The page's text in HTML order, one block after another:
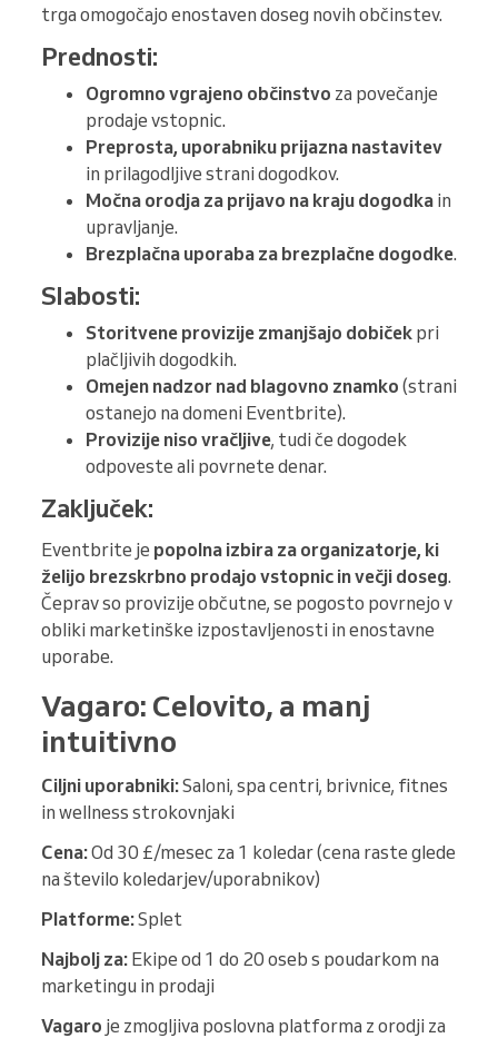
trga omogočajo enostaven doseg novih občinstev.
Prednosti:
Ogromno vgrajeno občinstvo za povečanje
prodaje vstopnic.
Preprosta, uporabniku prijazna nastavitev
in prilagodljive strani dogodkov.
Močna orodja za prijavo na kraju dogodka in
upravljanje.
Brezplačna uporaba za brezplačne dogodke.
Slabosti:
Storitvene provizije zmanjšajo dobiček pri
plačljivih dogodkih.
Omejen nadzor nad blagovno znamko (strani
ostanejo na domeni Eventbrite).
Provizije niso vračljive, tudi če dogodek
odpoveste ali povrnete denar.
Zaključek:
Eventbrite je popolna izbira za organizatorje, ki
želijo brezskrbno prodajo vstopnic in večji doseg.
Čeprav so provizije občutne, se pogosto povrnejo v
obliki marketinške izpostavljenosti in enostavne
uporabe.
Vagaro: Celovito, a manj
intuitivno
Ciljni uporabniki:Saloni, spa centri, brivnice, fitnes
in wellness strokovnjaki
Cena:Od 30 £/mesec za 1 koledar (cena raste glede
na število koledarjev/uporabnikov)
Platforme:Splet
Najbolj za: Ekipe od 1 do 20 oseb s poudarkom na
marketingu in prodaji
Vagaro je zmogljiva poslovna platforma z orodji za